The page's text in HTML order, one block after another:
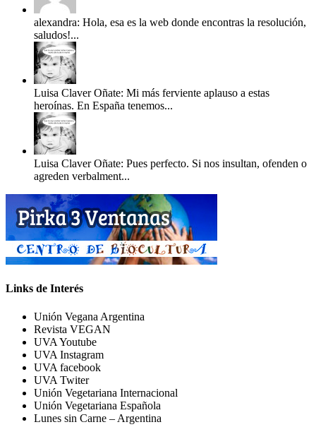
alexandra: Hola, esa es la web donde encontras la resolución,
saludos!...
Luisa Claver Oñate: Mi más ferviente aplauso a estas
heroínas. En España tenemos...
Luisa Claver Oñate: Pues perfecto. Si nos insultan, ofenden o
agreden verbalment...
Links de Interés
Unión Vegana Argentina
Revista VEGAN
UVA Youtube
UVA Instagram
UVA facebook
UVA Twiter
Unión Vegetariana Internacional
Unión Vegetariana Española
Lunes sin Carne – Argentina